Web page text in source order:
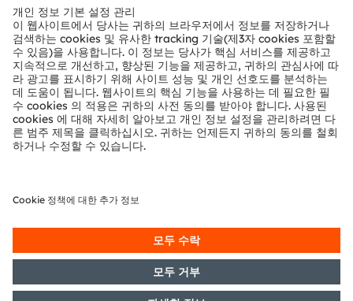
언론 관계
이메일:press@ams-osram.com